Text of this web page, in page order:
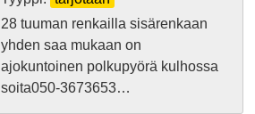
28 tuuman renkailla sisärenkaan
yhden saa mukaan on
ajokuntoinen polkupyörä kulhossa
soita050-3673653…